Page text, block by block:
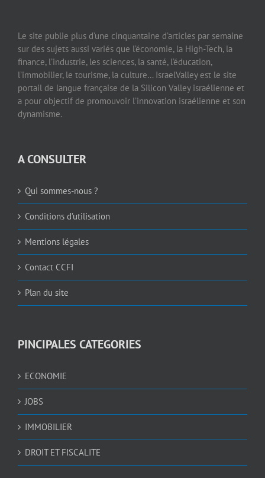
Le site publie plus d’une cinquantaine d’articles par semaine
sur des sujets aussi variés que l’économie, la High-Tech, la
finance, l’industrie, les sciences, la santé, l’éducation,
l’immobilier, le tourisme, la culture… IsraelValley est le site
portail de langue française de la Silicon Valley israélienne et
a pour objectif de promouvoir l’innovation israélienne et son
dynamisme.
A CONSULTER
Qui sommes-nous ?
Conditions d’utilisation
Mentions légales
Contact CCFI
Plan du site
PINCIPALES CATEGORIES
ECONOMIE
JOBS
IMMOBILIER
DROIT ET FISCALITE